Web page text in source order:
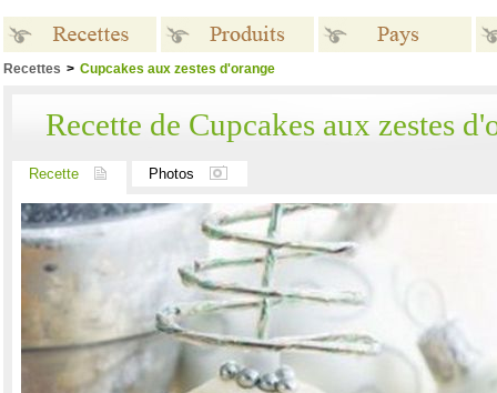
Recettes > Cupcakes aux zestes d'orange
Recette de Cupcakes aux zestes
Recette Photos